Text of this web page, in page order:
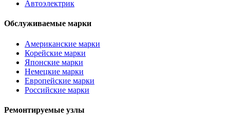
Автоэлектрик
Обслуживаемые марки
Американские марки
Корейские марки
Японские марки
Немецкие марки
Европейские марки
Российские марки
Ремонтируемые узлы